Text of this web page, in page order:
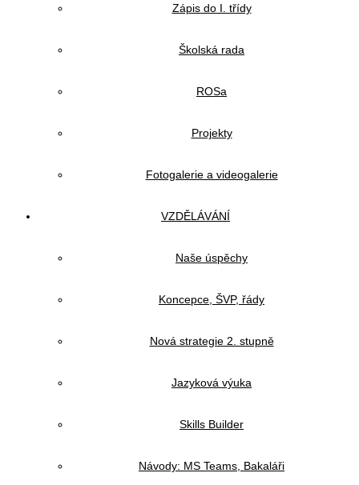
Zápis do I. třídy
Školská rada
ROSa
Projekty
Fotogalerie a videogalerie
VZDĚLÁVÁNÍ
Naše úspěchy
Koncepce, ŠVP, řády
Nová strategie 2. stupně
Jazyková výuka
Skills Builder
Návody: MS Teams, Bakaláři